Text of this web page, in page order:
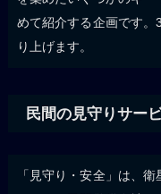
めて紹介する企画です。
り上げます。
民間の見守りサー
「見守り・安全」は、